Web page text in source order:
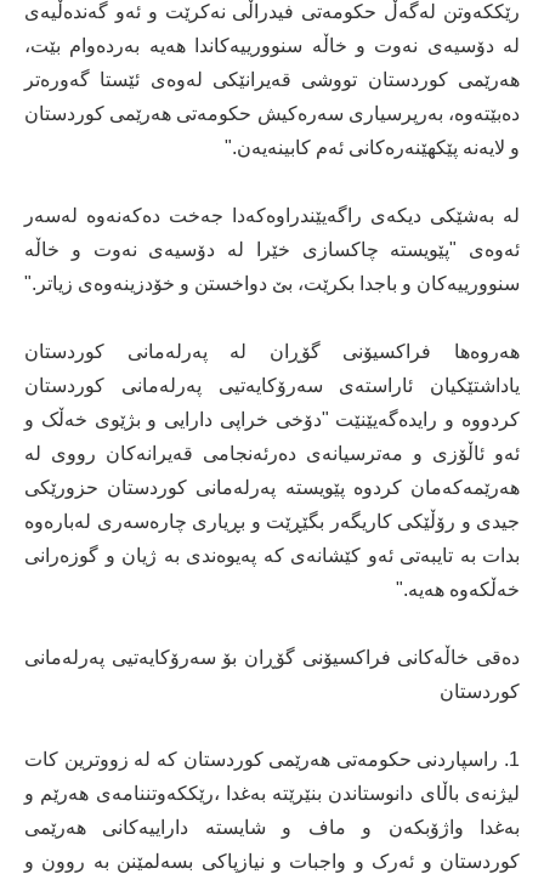
رێککەوتن لەگەڵ حکومەتی فیدراڵی نەکرێت و ئەو گەندەڵیەی
لە دۆسیەی نەوت و خاڵە سنوورییەکاندا ھەیە بەردەوام بێت،
ھەرێمی کوردستان تووشی قەیرانێکی لەوەی ئێستا گەورەتر
دەبێتەوە، بەرپرسیاری سەرەکیش حکومەتی هەرێمی کوردستان
و لایەنە پێکهێنەرەکانی ئەم کابینەیەن."
لە بەشێکی دیکەی راگەیێندراوەکەدا جەخت دەکەنەوە لەسەر
ئەوەی "پێویستە چاکسازی خێرا لە دۆسیەی نەوت و خاڵە
سنوورییەکان و باجدا بکرێت، بێ دواخستن و خۆدزینەوەی زیاتر."
هەروەها فراکسیۆنی گۆڕان لە پەرلەمانی کوردستان
یاداشتێکیان ئاراستەی سەرۆکایەتیی پەرلەمانی کوردستان
کردووە و رایدەگەیێنێت "دۆخی خراپی دارایی و بژێوی خەڵک و
ئەو ئاڵۆزی و مەترسیانەی دەرئەنجامی قەیرانەکان رووی لە
ھەرێمەکەمان کردوە پێویستە پەرلەمانی کوردستان حزورێکی
جیدی و رۆڵێکی کاریگەر بگێڕێت و بڕیاری چارەسەری لەبارەوە
بدات بە تایبەتی ئەو کێشانەی کە پەیوەندی بە ژیان و گوزەرانی
خەڵکەوە ھەیە."
دەقی خاڵەکانی فراکسیۆنی گۆڕان بۆ سەرۆکایەتیی پەرلەمانی
کوردستان
1. راسپاردنی حکومەتی ھەرێمی کوردستان کە لە زووترین کات
لیژنەی باڵای دانوستاندن بنێرێتە بەغدا ،رێککەوتننامەی ھەرێم و
بەغدا واژۆبکەن و ماف و شایستە داراییەکانی هەرێمی
کوردستان و ئەرک و واجبات و نیازپاکی بسەلمێنن بە روون و